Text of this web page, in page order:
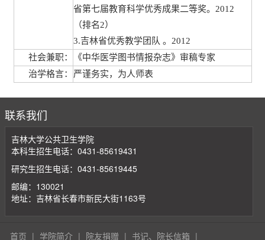
省第七届教育科学优秀成果二等奖。2012
（排名2）
3.吉林省优秀教学团队 。2012
社会兼职：
《中华医学图书情报杂志》审稿专家
治学格言：
严谨务实，为人师表
联系我们
吉林大学公共卫生学院
本科生招生电话：0431-85619431
研究生招生电话：0431-85619445
邮编：130021
地址：吉林省长春市新民大街1163号
首页 | 学院简介 | 院友捐赠 | 书记、院长信箱 |